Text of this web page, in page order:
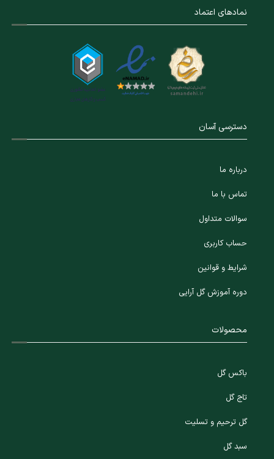
نمادهای اعتماد
دسترسی آسان
درباره ما
تماس با ما
سوالات متداول
حساب کاربری
شرایط و قوانین
دوره آموزش گل آرایی
محصولات
باکس گل
تاج گل
گل ترحیم و تسلیت
سبد گل